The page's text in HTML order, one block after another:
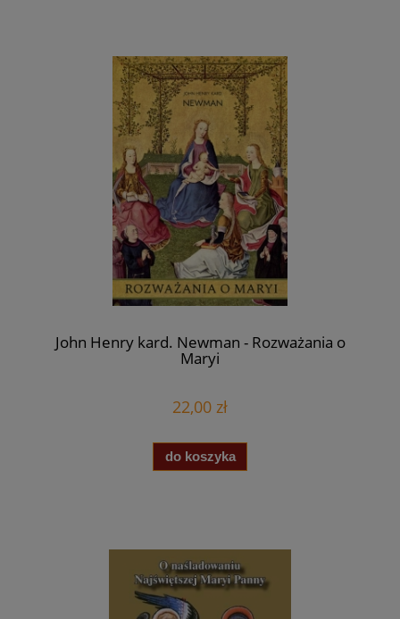
John Henry kard. Newman - Rozważania o
Maryi
22,00 zł
do koszyka